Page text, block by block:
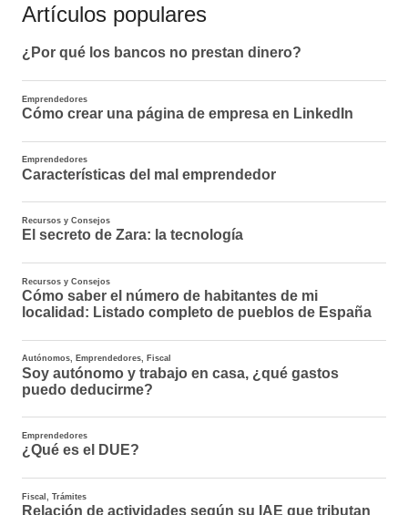
Artículos populares